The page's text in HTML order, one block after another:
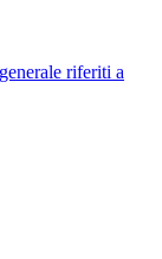
riferiti a